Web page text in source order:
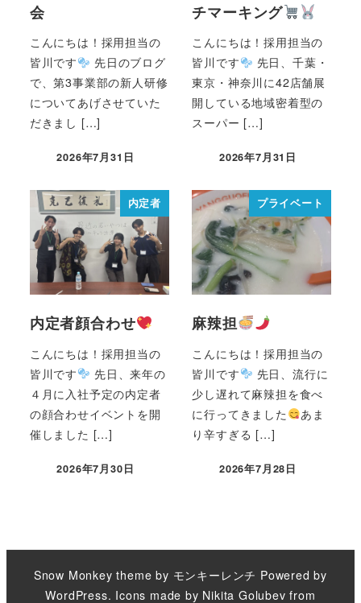
会
こんにちは！採用担当の
皆川です
先日のブログ
で、第3事業部の新人研修
についてあげさせていた
だきまし […]
2026年7月31日
チマーキング
こんにちは！採用担当の
皆川です
先日、千葉・
東京・神奈川に42店舗展
開している地域密着型の
スーパー […]
2026年7月31日
内定者
内定者顔合わせ
こんにちは！採用担当の
皆川です
先日、来年の
４月に入社予定の内定者
の顔合わせイベントを開
催しました […]
2026年7月30日
プライベート
麻辣担
こんにちは！採用担当の
皆川です
先日、流行に
少し遅れて麻辣担を食べ
に行ってきました
あま
り辛すぎる […]
2026年7月28日
Snow Monkey theme by モンキーレンチ Powered by
WordPress. Icons made by Nikita Golubev from